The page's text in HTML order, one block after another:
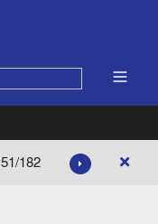
51/182